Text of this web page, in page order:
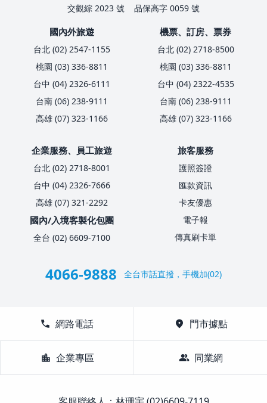
交觀綜 2023 號
品保高字 0059 號
國內外旅遊
台北 (02) 2547-1155
桃園 (03) 336-8811
台中 (04) 2326-6111
台南 (06) 238-9111
高雄 (07) 323-1166
機票、訂房、票券
台北 (02) 2718-8500
桃園 (03) 336-8811
台中 (04) 2322-4535
台南 (06) 238-9111
高雄 (07) 323-1166
企業服務、員工旅遊
台北 (02) 2718-8001
台中 (04) 2326-7666
高雄 (07) 321-2292
國內/入境客製化包團
全台 (02) 6609-7100
旅客服務
護照簽證
匯款資訊
卡友優惠
電子報
傳真刷卡單
4066-9888 全台市話直撥，手機加(02)
call 網路電話 location_on 門市據點
location_city 企業專區 group 同業網